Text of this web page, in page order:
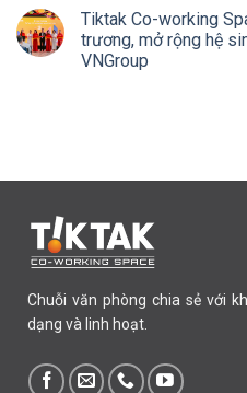
Tiktak Co-working
trương, mở rộng hệ
VNGroup
Chuỗi văn phòng chia sẻ với
dạng và linh hoạt.